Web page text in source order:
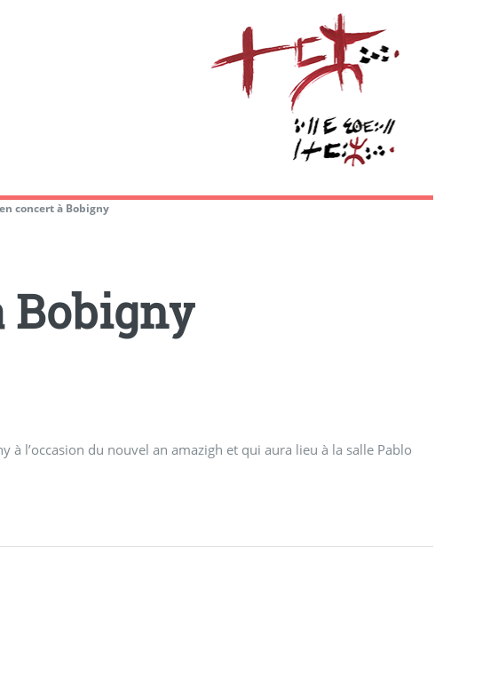
concert à Bobigny
Bobigny
à l’occasion du nouvel an amazigh et qui aura lieu à la salle Pablo